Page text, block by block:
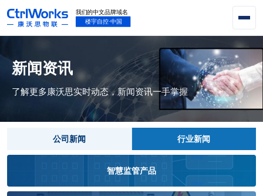
新闻资讯
了解更多康沃思实时动态，新闻资讯一手掌握
公司新闻 行业新闻
智慧监管产品